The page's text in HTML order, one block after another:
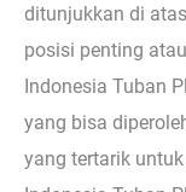
ditunjukkan di
posisi penting
Indonesia Tuban
yang bisa
yang tertarik